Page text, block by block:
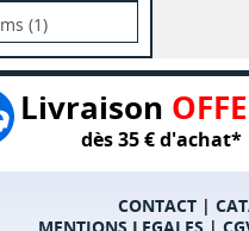
(1)
Livraison
dès 35 € d'achat*
CONTACT|